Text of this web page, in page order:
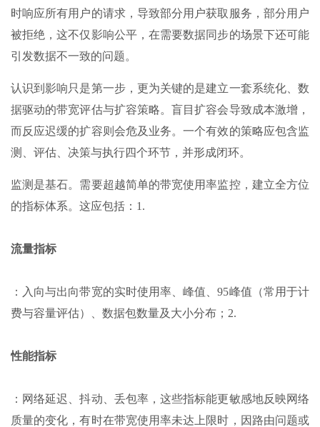
时响应所有用户的请求，导致部分用户获取服务，部分用户
被拒绝，这不仅影响公平，在需要数据同步的场景下还可能
引发数据不一致的问题。
认识到影响只是第一步，更为关键的是建立一套系统化、数
据驱动的带宽评估与扩容策略。盲目扩容会导致成本激增，
而反应迟缓的扩容则会危及业务。一个有效的策略应包含监
测、评估、决策与执行四个环节，并形成闭环。
监测是基石。需要超越简单的带宽使用率监控，建立全方位
的指标体系。这应包括：1.
流量指标
：入向与出向带宽的实时使用率、峰值、95峰值（常用于计
费与容量评估）、数据包数量及大小分布；2.
性能指标
：网络延迟、抖动、丢包率，这些指标能更敏感地反映网络
质量的变化，有时在带宽使用率未达上限时，因路由问题或